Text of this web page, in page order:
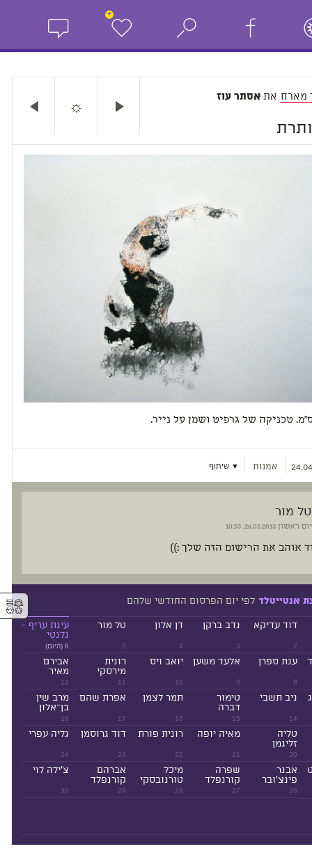
+
מארח את אסתר עוז
☼
אמנות ▼ שיתוף
טל מור
יום ראשון
אוהב את הרישום הזה שלך :))
אנטייטלד לפי יום הפרסום החודשי שלהם
2
דוד עדיקא
3
נדב ברקן
4
דן אלון
5
טל מור
6 (היום)
עינת עריף -
גלנטי
8
ענת ספרן
9
אלעד משען
10
יואב ויס
11
רונית
מירסקי
12
אבירם
מאיר
14
ניב תשבי
15
טימור
דברה
16
תמר לצמן
17
אפרת שהם
18
מרב שין
בן־אלון
20
טליה
זליגמן
21
מאיה יופה
22
רונית פורת
23
דוד גרוסמן
24
גליה עפרי
26
אבנר
פינצ'ובר
27
שפרה
קורנפלד
28
מיכל
טורנובסקי
29
אברהם
קורנפלד
30
צ'ילה לוי
⚥︎